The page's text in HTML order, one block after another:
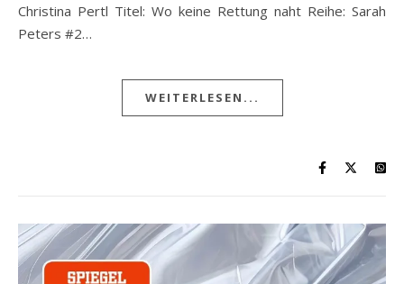
Christina Pertl Titel: Wo keine Rettung naht Reihe: Sarah
Peters #2…
WEITERLESEN...